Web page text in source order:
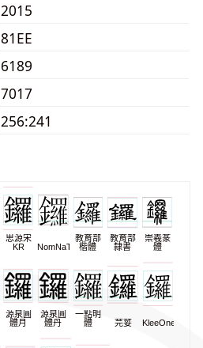
2015
81EE
6189
7017
256:241
思源宋
KR
NomNaTong
教育部
楷體
教育部
隸書
崇羲篆
體
源泉圓
體月
源泉圓
體丹
一點明
體
芫荽 KleeOne